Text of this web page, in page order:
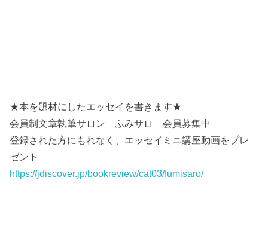
★本を題材にしたエッセイを書きます★
会員制文章執筆サロン ふみサロ 会員募集中
登録された方にもれなく、エッセイミニ講座動画をプレ
ゼント
https://jdiscover.jp/bookreview/cat03/fumisaro/